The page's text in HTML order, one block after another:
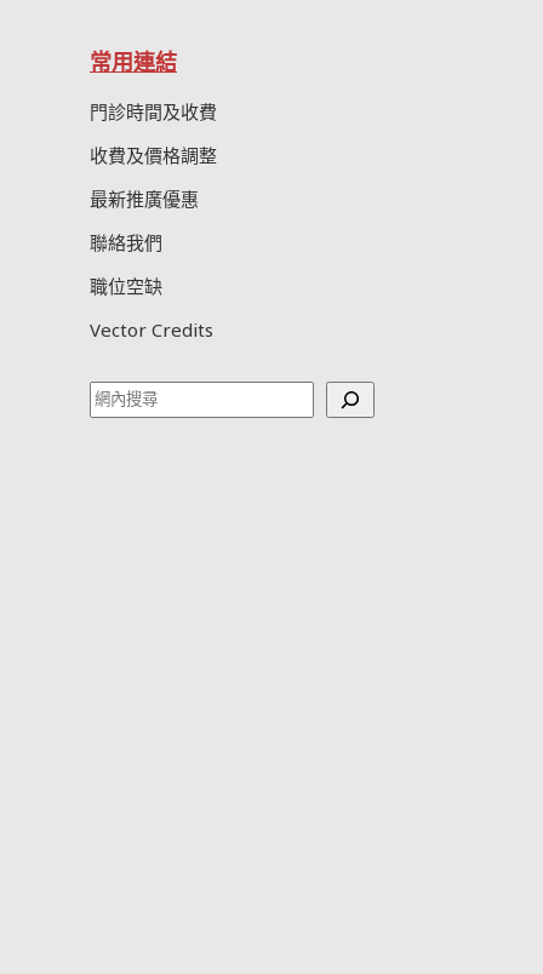
常用連結
門診時間及收費
收費及價格調整
最新推廣優惠
聯絡我們
職位空缺
Vector Credits
Search